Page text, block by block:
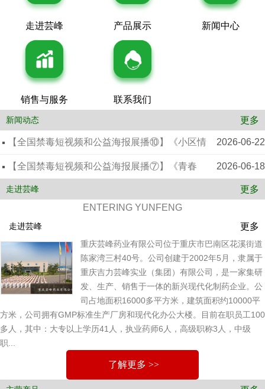
走进芸峰 产品展示 新闻中心
销售与服务 联系我们
新闻动态 更多
2026-06-22
【全国禁毒短视频和公益海报展播⑩】《小区情
报站》 2026-06-18
【全国禁毒短视频和公益海报展播⑦】《青春
的“陷阱”》
走进芸峰
更多
ENTERING YUNFENG
走进芸峰 更多
重庆芸峰药业有限公司位于重庆市巴南区花溪街道
陈家湾三村40号。公司创建于2002年5月，隶属于
重庆吉力芸峰实业（集团）有限公司，是一家集研
发、生产、销售于一体的新兴现代化制药企业。公
司占地面积16000多平方米，建筑面积约10000平
方米，公司拥有GMP标准生产厂房和现代化办公大楼。目前在职员工100
多人，其中：大专以上学历41人，执业药师6人，高级职称3人，中级
职...
了解更多 >>